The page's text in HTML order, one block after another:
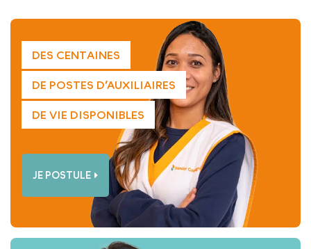
DES CENTAINES
DE POSTES D’AUXILIAIRES
DE VIE DISPONIBLES
JE POSTULE